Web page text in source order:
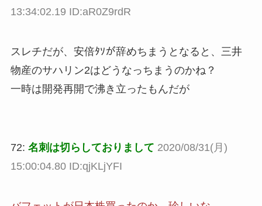
13:34:02.19 ID:aR0Z9rdR
スレチだが、安倍ﾀｿが辞めちまうとなると、三井
物産のサハリン2はどうなっちまうのかね？
一時は開発再開で沸き立ったもんだが
72: 名刺は切らしておりまして 2020/08/31(月)
15:00:04.80 ID:qjKLjYFI